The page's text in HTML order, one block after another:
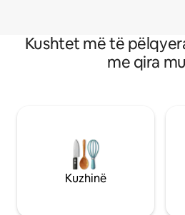
Kushtet më të
me qira
Kuzhinë